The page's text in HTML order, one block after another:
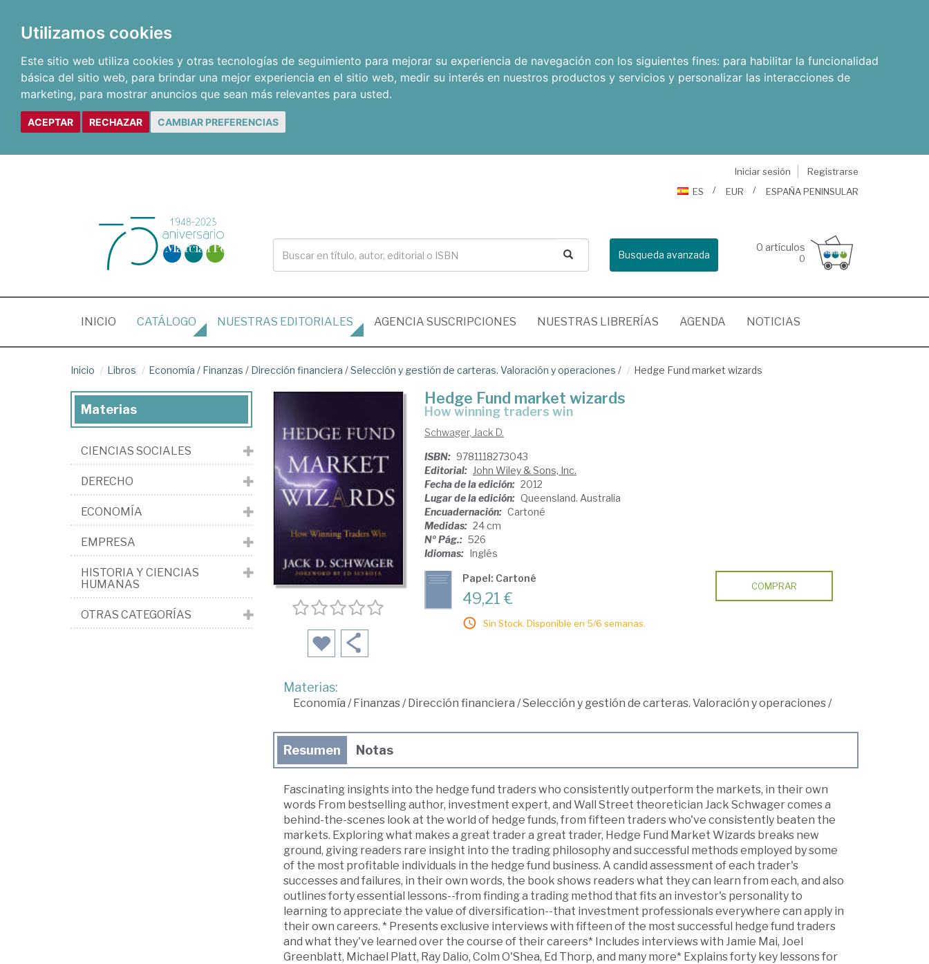
Utilizamos cookies
Este sitio web utiliza cookies y otras tecnologías de seguimiento para mejorar su experiencia de navegación con los siguientes fines: para habilitar la funcionalidad
básica del sitio web, para brindar una mejor experiencia en el sitio web, medir su interés en nuestros productos y servicios y personalizar las interacciones de
marketing, para mostrar anuncios que sean más relevantes para usted.
ACEPTAR RECHAZAR CAMBIAR PREFERENCIAS
Iniciar sesión
Registrarse
ES
EUR ESPAÑA PENINSULAR
Busqueda avanzada
0 artículos
0
INICIO (CURRENT)
CATÁLOGO NUESTRAS EDITORIALES AGENCIA SUSCRIPCIONES NUESTRAS LIBRERÍAS AGENDA NOTICIAS
Inicio Libros Economía / Finanzas / Dirección financiera /Selección y gestión de carteras. Valoración y operaciones / Hedge Fund market wizards
Hedge Fund market wizards
how winning traders win
Schwager, Jack D.
ISBN: 9781118273043
Editorial: John Wiley & Sons, Inc.
Fecha de la edición: 2012
Lugar de la edición: Queensland. Australia
Encuadernación: Cartoné
Medidas: 24 cm
Nº Pág.: 526
Idiomas: Inglés
Papel: Cartoné
49,21 €
Sin Stock. Disponible en 5/6 semanas.
COMPRAR
Materias:
Economía /Finanzas/Dirección financiera /Selección y gestión de carteras. Valoración y operaciones/
Resumen Notas
Fascinating insights into the hedge fund traders who consistently outperform the markets, in their own
words From bestselling author, investment expert, and Wall Street theoretician Jack Schwager comes a
behind-the-scenes look at the world of hedge funds, from fifteen traders who've consistently beaten the
markets. Exploring what makes a great trader a great trader, Hedge Fund Market Wizards breaks new
ground, giving readers rare insight into the trading philosophy and successful methods employed by some
of the most profitable individuals in the hedge fund business. A candid assessment of each trader's
successes and failures, in their own words, the book shows readers what they can learn from each, and also
outlines forty essential lessons--from finding a trading method that fits an investor's personality to
learning to appreciate the value of diversification--that investment professionals everywhere can apply in
their own careers. * Presents exclusive interviews with fifteen of the most successful hedge fund traders
and what they've learned over the course of their careers* Includes interviews with Jamie Mai, Joel
Greenblatt, Michael Platt, Ray Dalio, Colm O'Shea, Ed Thorp, and many more* Explains forty key lessons for
Materias
CIENCIAS SOCIALES
DERECHO
ECONOMÍA
EMPRESA
HISTORIA Y CIENCIAS
HUMANAS
OTRAS CATEGORÍAS